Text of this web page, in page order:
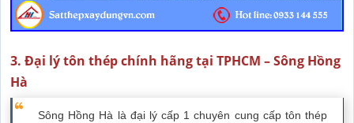
3. Đại lý tôn thép chính hãng tại TPHCM – Sông Hồng
Hà
Sông Hồng Hà là đại lý cấp 1 chuyên cung cấp tôn thép